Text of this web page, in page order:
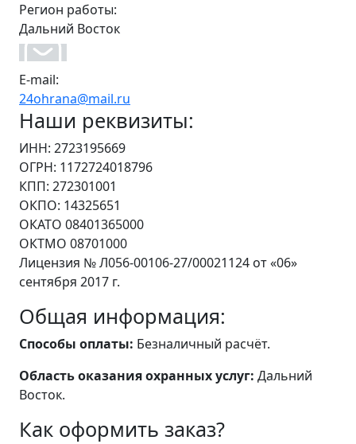
Регион работы:
Дальний Восток
E-mail:
24ohrana@mail.ru
Наши реквизиты:
ИНН: 2723195669
ОГРН: 1172724018796
КПП: 272301001
ОКПО: 14325651
ОКАТО 08401365000
ОКТМО 08701000
Лицензия № Л056-00106-27/00021124 от «06»
сентября 2017 г.
Общая информация:
Способы оплаты: Безналичный расчёт.
Область оказания охранных услуг: Дальний
Восток.
Как оформить заказ?